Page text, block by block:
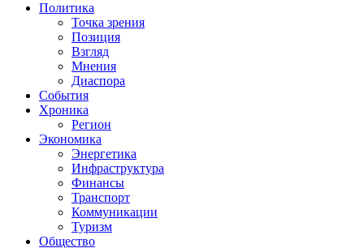
Политика
Точка зрения
Позиция
Взгляд
Мнения
Диаспора
События
Хроника
Регион
Экономика
Энергетика
Инфраструктура
Финансы
Транспорт
Коммуникации
Туризм
Общество